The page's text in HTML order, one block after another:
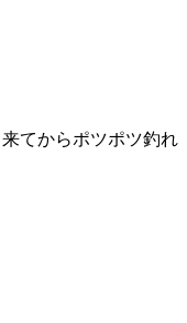
てからポツポツ釣れ